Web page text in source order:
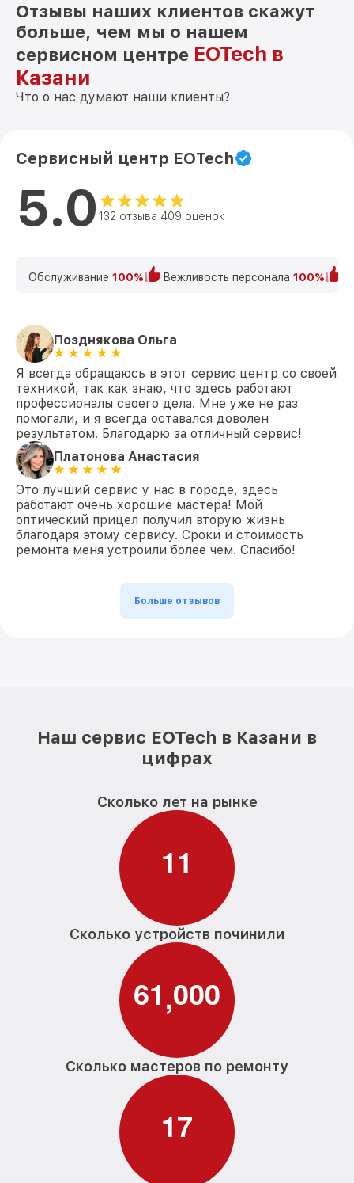
Отзывы наших клиентов скажут
больше, чем мы о нашем
сервисном центре EOTech в
Казани
Что о нас думают наши клиенты?
Сервисный центр EOTech
5.0 132 отзыва 409 оценок
Обслуживание 100% Вежливость персонала 100%
Позднякова Ольга
Я всегда обращаюсь в этот сервис центр со своей
техникой, так как знаю, что здесь работают
профессионалы своего дела. Мне уже не раз
помогали, и я всегда оставался доволен
результатом. Благодарю за отличный сервис!
Платонова Анастасия
Это лучший сервис у нас в городе, здесь
работают очень хорошие мастера! Мой
оптический прицел получил вторую жизнь
благодаря этому сервису. Сроки и стоимость
ремонта меня устроили более чем. Спасибо!
Больше отзывов
Наш сервис EOTech в Казани в
цифрах
Сколько лет на рынке
11
Сколько устройств починили
61,000
Сколько мастеров по ремонту
17